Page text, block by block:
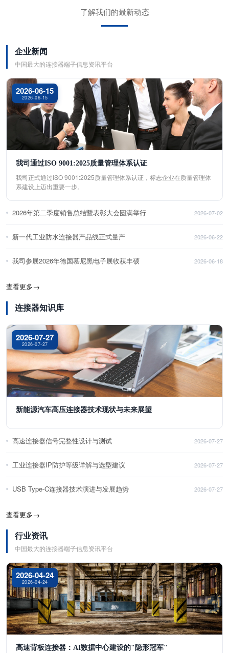
了解我们的最新动态
企业新闻
中国最大的连接器端子信息资讯平台
2026-06-15
2026-06-15
我司通过ISO 9001:2025质量管理体系认证
我司正式通过ISO 9001:2025质量管理体系认证，标志企业在质量管理体
系建设上迈出重要一步。
2026年第二季度销售总结暨表彰大会圆满举行 2026-07-02
新一代工业防水连接器产品线正式量产 2026-06-22
我司参展2026年德国慕尼黑电子展收获丰硕 2026-06-18
查看更多→
连接器知识库
2026-07-27
2026-07-27
新能源汽车高压连接器技术现状与未来展望
高速连接器信号完整性设计与测试 2026-07-27
工业连接器IP防护等级详解与选型建议 2026-07-27
USB Type-C连接器技术演进与发展趋势 2026-07-27
查看更多→
行业资讯
中国最大的连接器端子信息资讯平台
2026-04-24
2026-04-24
高速背板连接器：AI数据中心建设的"隐形冠军"